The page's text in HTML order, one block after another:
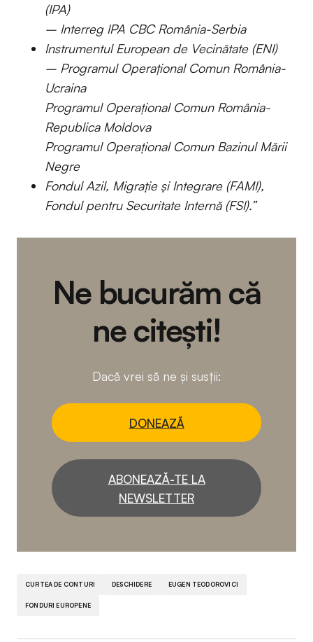
(IPA)
– Interreg IPA CBC România-Serbia
Instrumentul European de Vecinătate (ENI)
– Programul Operațional Comun România-
Ucraina
Programul Operațional Comun România-
Republica Moldova
Programul Operațional Comun Bazinul Mării
Negre
Fondul Azil, Migrație și Integrare (FAMI),
Fondul pentru Securitate Internă (FSI).”
Ne bucurăm că
ne citești!
Dacă vrei să ne și susții:
DONEAZĂ
ABONEAZĂ-TE LA
NEWSLETTER
CURTEA DE CONTURI DESCHIDERE EUGEN TEODOROVICI
FONDURI EUROPENE